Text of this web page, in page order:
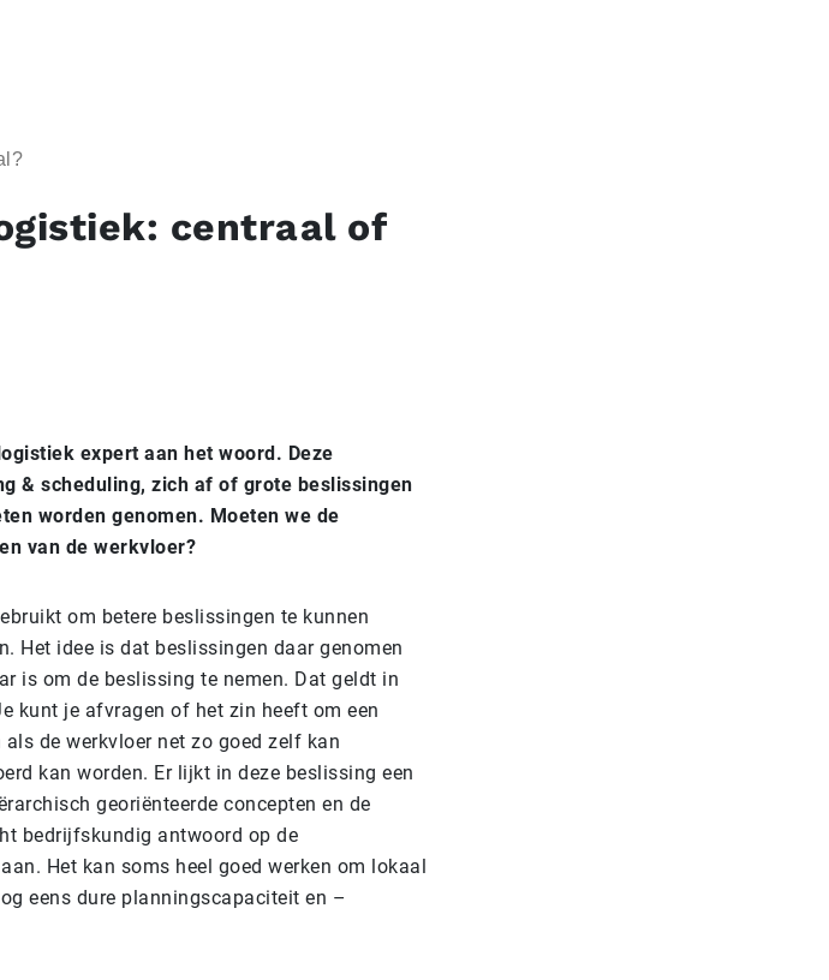
centraal of
expert aan het woord. Deze
& scheduling, zich af of grote beslissingen
worden genomen. Moeten we de
van de werkvloer?
om betere beslissingen te kunnen
Het idee is dat beslissingen daar genomen
is om de beslissing te nemen. Dat geldt in
kunt je afvragen of het zin heeft om een
de werkvloer net zo goed zelf kan
kan worden. Er lijkt in deze beslissing een
georiënteerde concepten en de
bedrijfskundig antwoord op de
Het kan soms heel goed werken om lokaal
eens dure planningscapaciteit en –